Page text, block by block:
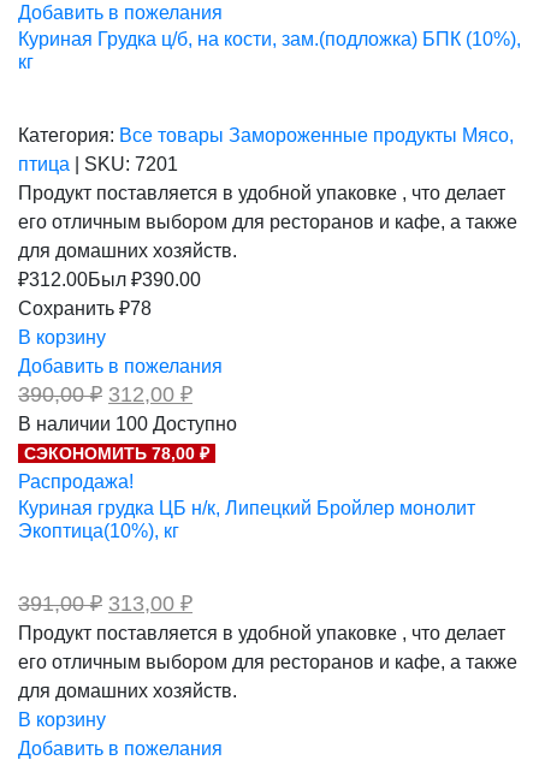
Добавить в пожелания
Куриная Грудка ц/б, на кости, зам.(подложка) БПК (10%),
кг
Категория: Все товары Замороженные продукты Мясо,
птица
SKU: 7201
Продукт поставляется в удобной упаковке , что делает
его отличным выбором для ресторанов и кафе, а также
для домашних хозяйств.
₽312.00Был ₽390.00
Сохранить ₽78
В корзину
Добавить в пожелания
390,00₽ Первоначальная
цена
составляла
390,00 ₽.
312,00 ₽Текущая
312,00 ₽.
В наличии 100 Доступно
СЭКОНОМИТЬ 78,00 ₽
Распродажа!
Куриная грудка ЦБ н/к, Липецкий Бройлер монолит
Экоптица(10%), кг
391,00₽ Первоначальная
составляла
391,00 ₽.
313,00 ₽Текущая
313,00 ₽.
Продукт поставляется в удобной упаковке , что делает
его отличным выбором для ресторанов и кафе, а также
для домашних хозяйств.
В корзину
Добавить в пожелания